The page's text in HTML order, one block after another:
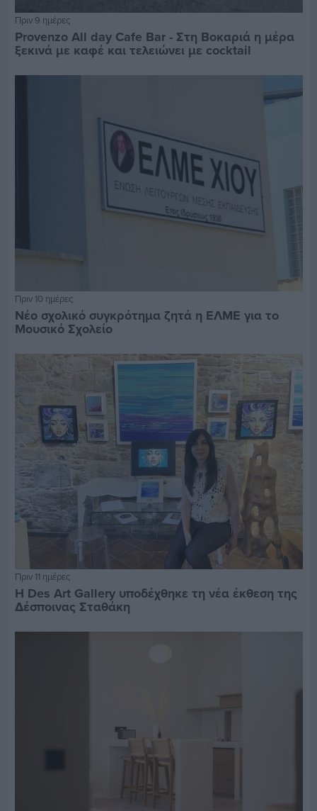
Πριν 9 ημέρες
Provenzo All day Cafe Bar - Στη Βοκαριά η μέρα
ξεκινά με καφέ και τελειώνει με cocktail
Πριν 10 ημέρες
Νέο σχολικό συγκρότημα ζητά η ΕΛΜΕ για το
Μουσικό Σχολείο
Πριν 11 ημέρες
Η Des Art Gallery υποδέχθηκε τη νέα έκθεση της
Δέσποινας Σταθάκη